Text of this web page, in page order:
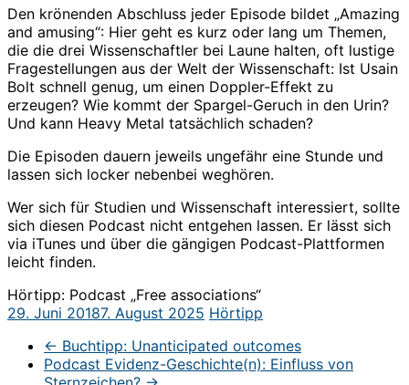
Den krönenden Abschluss jeder Episode bildet „Amazing
and amusing“: Hier geht es kurz oder lang um Themen,
die die drei Wissenschaftler bei Laune halten, oft lustige
Fragestellungen aus der Welt der Wissenschaft: Ist Usain
Bolt schnell genug, um einen Doppler-Effekt zu
erzeugen? Wie kommt der Spargel-Geruch in den Urin?
Und kann Heavy Metal tatsächlich schaden?
Die Episoden dauern jeweils ungefähr eine Stunde und
lassen sich locker nebenbei weghören.
Wer sich für Studien und Wissenschaft interessiert, sollte
sich diesen Podcast nicht entgehen lassen. Er lässt sich
via iTunes und über die gängigen Podcast-Plattformen
leicht finden.
Hörtipp: Podcast „Free associations“
29. Juni 20187. August 2025 Hörtipp
← Buchtipp: Unanticipated outcomes
Podcast Evidenz-Geschichte(n): Einfluss von